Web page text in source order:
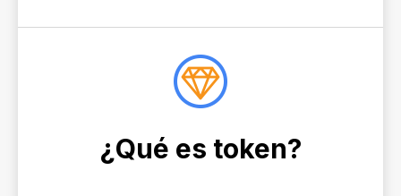
¿Qué es token?